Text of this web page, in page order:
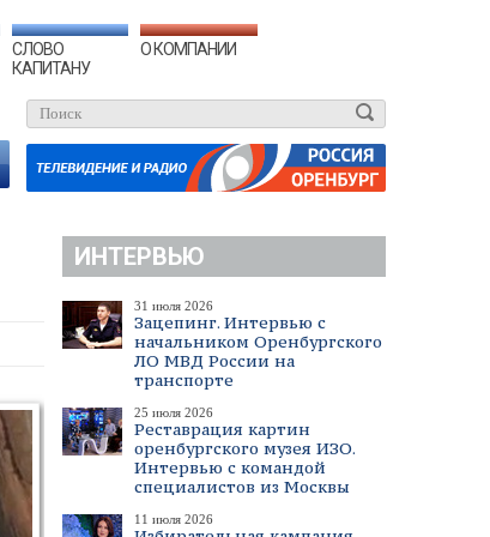
СЛОВО
КАПИТАНУ
О КОМПАНИИ
ИНТЕРВЬЮ
31 июля 2026
Зацепинг. Интервью с
начальником Оренбургского
ЛО МВД России на
транспорте
25 июля 2026
Реставрация картин
оренбургского музея ИЗО.
Интервью с командой
специалистов из Москвы
11 июля 2026